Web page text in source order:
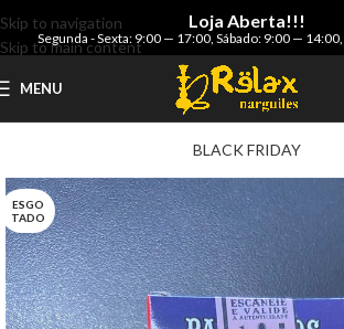
Skip to navigation
Skip to main content
Loja Aberta!!!
Segunda - Sexta: 9:00 — 17:00 Sábado: 9:00 — 14:00
MENU
BLACK FRIDAY
ESGO
TADO